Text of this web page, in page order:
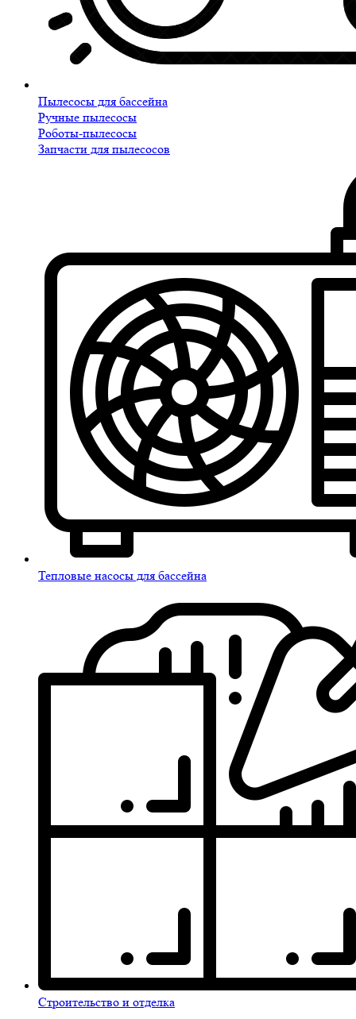
Пылесосы для бассейна
Ручные пылесосы
Роботы-пылесосы
Запчасти для пылесосов
Тепловые насосы для бассейна
Строительство и отделка